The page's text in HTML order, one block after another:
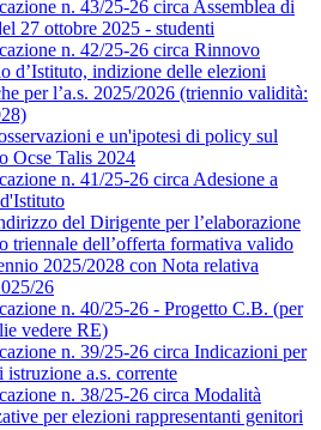
n. 43/25-26 circa Assemblea di
27 ottobre 2025 - studenti
n. 42/25-26 circa Rinnovo
d’Istituto, indizione delle elezioni
per l’a.s. 2025/2026 (triennio validità:
e un'ipotesi di policy sul
Ocse Talis 2024
n. 41/25-26 circa Adesione a
del Dirigente per l’elaborazione
triennale dell’offerta formativa valido
2025/2028 con Nota relativa
26
n. 40/25-26 - Progetto C.B. (per
vedere RE)
n. 39/25-26 circa Indicazioni per
istruzione a.s. corrente
n. 38/25-26 circa Modalità
per elezioni rappresentanti genitori